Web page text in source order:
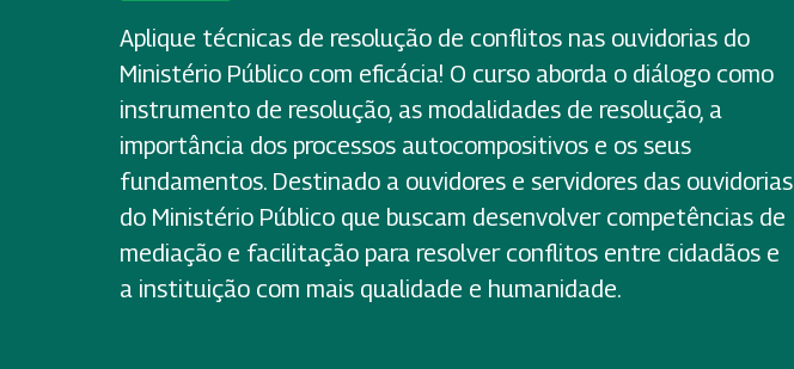
Aplique técnicas de resolução de conflitos nas ouvidorias do
Ministério Público com eficácia! O curso aborda o diálogo como
instrumento de resolução, as modalidades de resolução, a
importância dos processos autocompositivos e os seus
fundamentos. Destinado a ouvidores e servidores das ouvidorias
do Ministério Público que buscam desenvolver competências de
mediação e facilitação para resolver conflitos entre cidadãos e
a instituição com mais qualidade e humanidade.